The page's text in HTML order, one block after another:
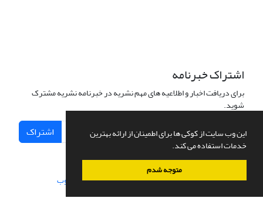
این وب سایت از کوکی ها برای اطمینان از ارائه بهترین
خدمات استفاده می کند.
متوجه شدم
اشتراک خبرنامه
برای دریافت اخبار و اطلاعیه های مهم نشریه در خبرنامه نشریه مشترک
شوید.
اشتراک
سامانه مدیریت نشریات علمی.طراحی و پیاده سازی از سیناوب